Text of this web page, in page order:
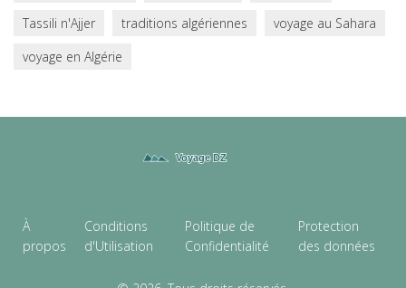
Tassili n'Ajjer
traditions algériennes
voyage au Sahara
voyage en Algérie
À
propos
Conditions
d'Utilisation
Politique de
Confidentialité
Protection
des données